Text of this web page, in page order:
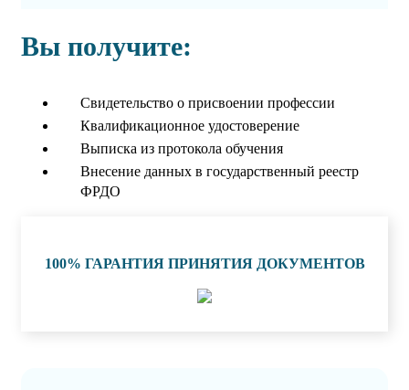
Вы получите:
Свидетельство о присвоении профессии
Квалификационное удостоверение
Выписка из протокола обучения
Внесение данных в государственный реестр
ФРДО
100% ГАРАНТИЯ ПРИНЯТИЯ ДОКУМЕНТОВ